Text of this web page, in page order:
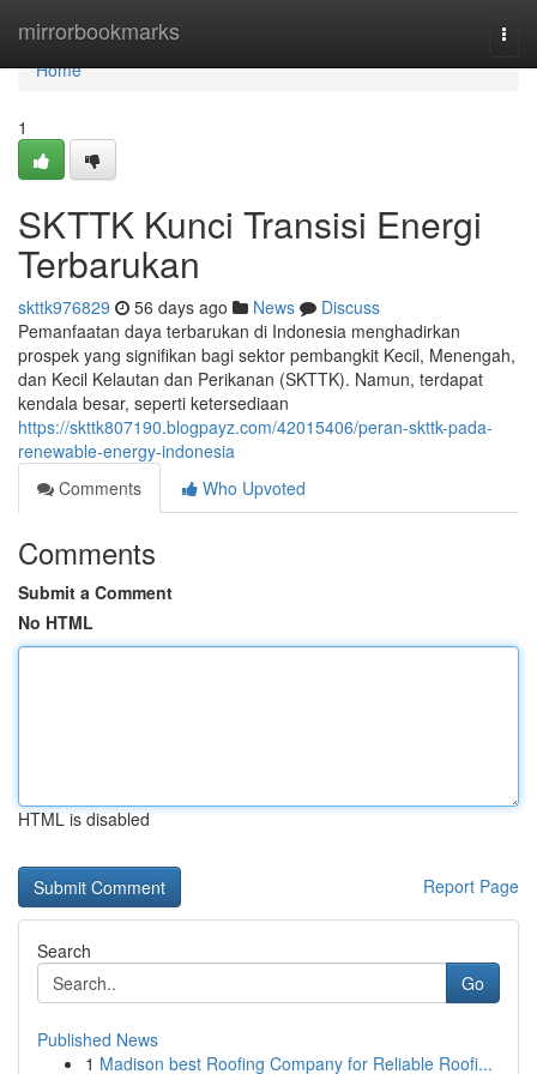
mirrorbookmarks
Home
Home
1
SKTTK Kunci Transisi Energi
Terbarukan
skttk976829 56 days ago News
Discuss
Pemanfaatan daya terbarukan di Indonesia menghadirkan
prospek yang signifikan bagi sektor pembangkit Kecil, Menengah,
dan Kecil Kelautan dan Perikanan (SKTTK). Namun, terdapat
kendala besar, seperti ketersediaan
https://skttk807190.blogpayz.com/42015406/peran-skttk-pada-
renewable-energy-indonesia
Comments
Who Upvoted
Comments
Submit a Comment
No HTML
HTML is disabled
Report Page
Search
Go
Published News
1 Madison best Roofing Company for Reliable Roofi...